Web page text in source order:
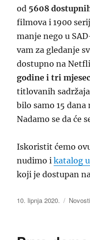
od 5608
filmova i 1900
manje nego u
vam za gledanje
dostupno na
godine i tri
titlovanih
bilo samo 15
Nadamo se da će
Iskoristit ćemo
nudimo ikatalog
koji je dostupan
Objavljeno
10. lipnja 2020. Novosti